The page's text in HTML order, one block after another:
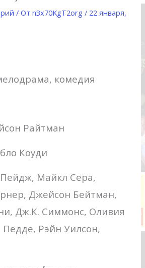
/ Отn3x70KgT2org/ 22 января,
комедия
Райтман
Коуди
Майкл Сера,
Джейсон Бейтман,
Дж.К. Симмонс, Оливия
Рэйн Уилсон,